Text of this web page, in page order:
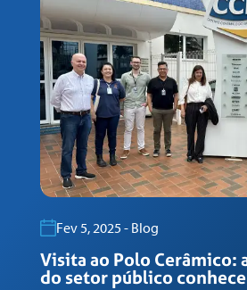
Fev 5, 2025 - Blog
Visita ao Polo Cerâmico:
do setor público